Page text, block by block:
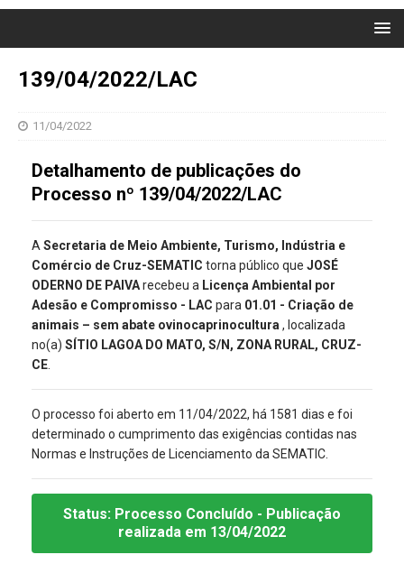
139/04/2022/LAC
11/04/2022
Detalhamento de publicações do
Processo nº 139/04/2022/LAC
A Secretaria de Meio Ambiente, Turismo, Indústria e
Comércio de Cruz-SEMATIC torna público que JOSÉ
ODERNO DE PAIVArecebeu a Licença Ambiental por
Adesão e Compromisso - LAC para 01.01 - Criação de
animais – sem abate ovinocaprinocultura , localizada
no(a) SÍTIO LAGOA DO MATO, S/N, ZONA RURAL, CRUZ-
CE
O processo foi aberto em 11/04/2022, há 1581 dias e foi
determinado o cumprimento das exigências contidas nas
Normas e Instruções de Licenciamento da SEMATIC.
Status: Processo Concluído - Publicação
realizada em 13/04/2022